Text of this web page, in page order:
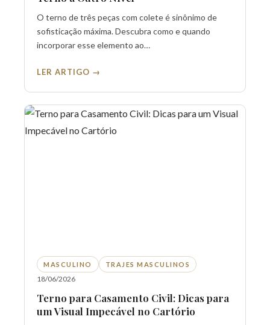
O terno de três peças com colete é sinônimo de
sofisticação máxima. Descubra como e quando
incorporar esse elemento ao…
LER ARTIGO →
MASCULINO TRAJES MASCULINOS
18/06/2026
Terno para Casamento Civil: Dicas para
um Visual Impecável no Cartório